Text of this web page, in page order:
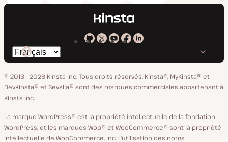
Kinsta
GitHub
Kinsta
X
Kinsta
YouTube
Kinsta
Facebook
Kinsta
LinkedIn
Changer
de
langue
© 2013 - 2026 Kinsta Inc. Tous droits réservés. Kinsta®, MyKinsta® et
DevKinsta® et Sevalla® sont des marques commerciales appartenant à
Kinsta Inc.
La marque WordPress® est la propriété intellectuelle de la fondation
WordPress, et les marques Woo® et WooCommerce® sont la propriété
intellectuelle de WooCommerce, Inc. L'utilisation des noms